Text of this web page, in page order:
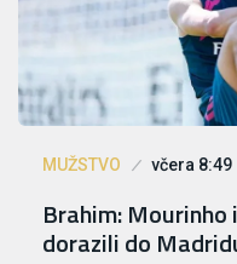
MUŽSTVO včera 8:49
Brahim:
dorazili do